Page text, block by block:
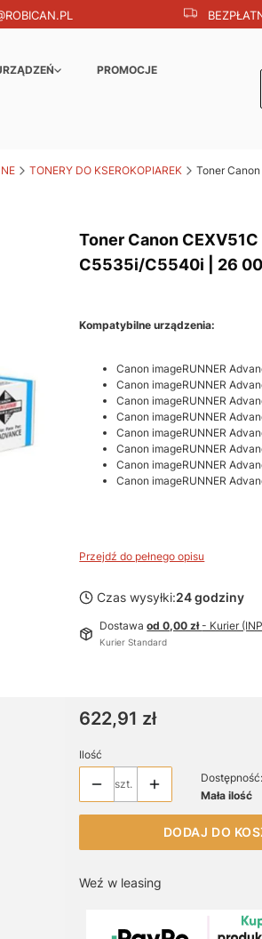
PROMOCJE
TONERY DO KSEROKOPIAREK Toner
Toner Canon
C5535i/C5540i | 26
Kompatybilne urządzenia:
Canon imageRUNNER
Canon imageRUNNER
Canon imageRUNNER
Canon imageRUNNER
Canon imageRUNNER
Canon imageRUNNER
Canon imageRUNNER
Canon imageRUNNER
Przejdź do pełnego opisu
Czas wysyłki:24 godziny
Dostawaod 0,00 zł- Kurier
Kurier Standard
Cena
622,91 zł
Ilość
szt.
Dostępność:
Mała ilość
DODAJ DO
Weź w leasing